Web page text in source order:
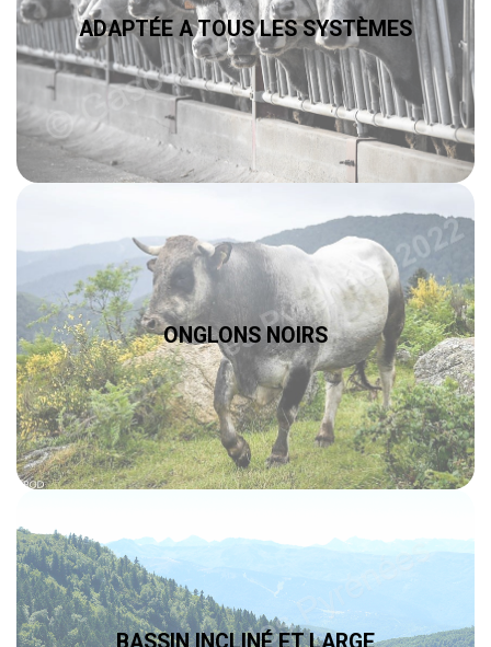
ADAPTÉE A TOUS LES SYSTÈMES
ONGLONS NOIRS